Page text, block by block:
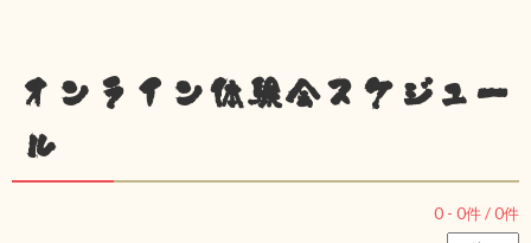
オンライン体験会スケジュー
ル
0 - 0件 /0件